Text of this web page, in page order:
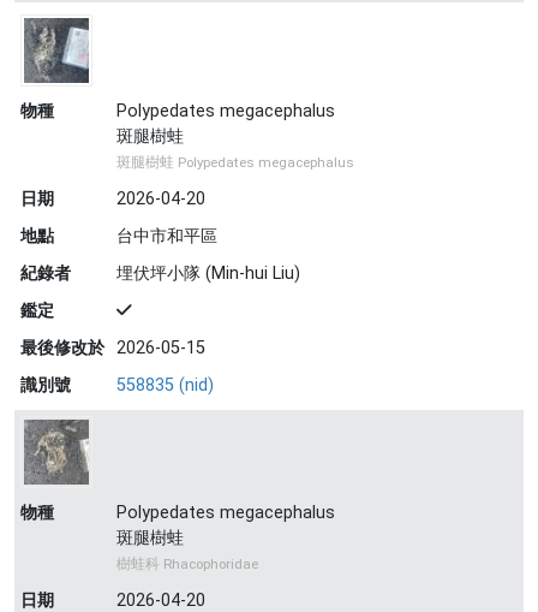
物種
Polypedates megacephalus
斑腿樹蛙
斑腿樹蛙 Polypedates megacephalus
日期
2026-04-20
地點
台中市和平區
紀錄者
埋伏坪小隊 (Min-hui Liu)
鑑定
最後修改於 2026-05-15
識別號
558835 (nid)
物種
Polypedates megacephalus
斑腿樹蛙
樹蛙科 Rhacophoridae
日期
2026-04-20